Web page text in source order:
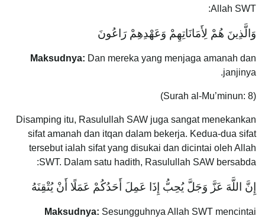
Allah SWT:
وَالَّذِينَ هُمْ لِأَمَانَاتِهِمْ وَعَهْدِهِمْ رَاعُونَ
Maksudnya: Dan mereka yang menjaga amanah dan
janjinya.
(Surah al-Mu’minun: 8)
Disamping itu, Rasulullah SAW juga sangat menekankan
sifat amanah dan itqan dalam bekerja. Kedua-dua sifat
tersebut ialah sifat yang disukai dan dicintai oleh Allah
SWT. Dalam satu hadith, Rasulullah SAW bersabda:
إِنَّ اللَّهَ عَزَّ وَجَلَّ يُحِبُّ إِذَا عَمِلَ أَحَدُكُمْ عَمَلًا أَنْ يُتْقِنَهُ
Maksudnya: Sesungguhnya Allah SWT mencintai